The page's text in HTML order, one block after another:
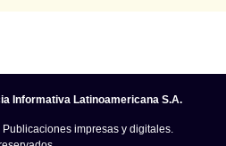
Informativa Latinoamericana S.A.
impresas y digitales.